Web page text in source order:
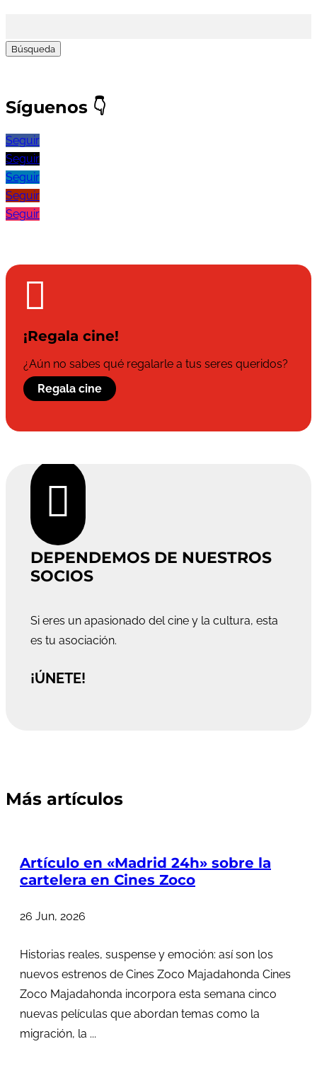
Síguenos 👇
Seguir
Seguir
Seguir
Seguir
Seguir

¡Regala cine!
¿Aún no sabes qué regalarle a tus seres queridos?
Regala cine

DEPENDEMOS DE NUESTROS
SOCIOS
Si eres un apasionado del cine y la cultura, esta
es tu asociación.
¡ÚNETE!
Más artículos
Artículo en «Madrid 24h» sobre la
cartelera en Cines Zoco
26 Jun, 2026
Historias reales, suspense y emoción: así son los
nuevos estrenos de Cines Zoco Majadahonda Cines
Zoco Majadahonda incorpora esta semana cinco
nuevas películas que abordan temas como la
migración, la ...